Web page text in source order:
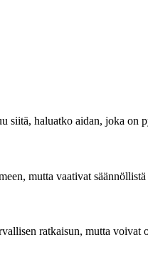
haluatko aidan, joka on
mutta vaativat
ratkaisun, mutta voivat